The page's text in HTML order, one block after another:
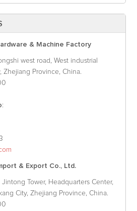
& Machine Factory
west road, West industrial
Zhejiang Province, China.
:
& Export Co., Ltd.
Jintong Tower, Headquarters Center,
City, Zhejiang Province, China.